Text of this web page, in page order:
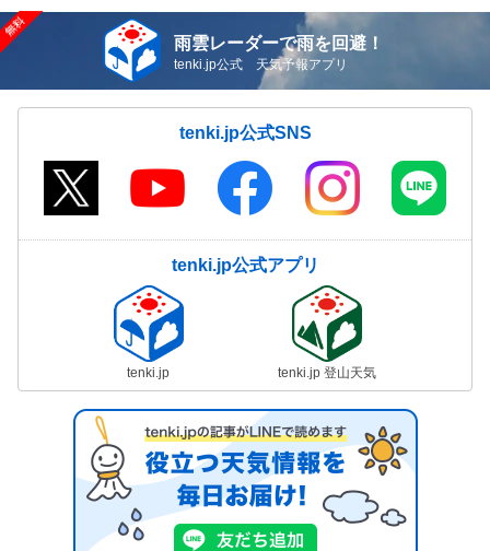
雨雲レーダーで雨を回避！
tenki.jp公式 天気予報アプリ
tenki.jp公式SNS
tenki.jp公式アプリ
tenki.jp tenki.jp 登山天気